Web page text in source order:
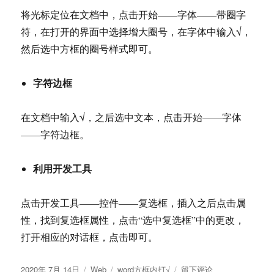
将光标定位在文档中，点击开始——字体——带圈字
符，在打开的界面中选择增大圈号，在字体中输入√，
然后选中方框的圈号样式即可。
字符边框
在文档中输入√，之后选中文本，点击开始——字体
——字符边框。
利用开发工具
点击开发工具——控件——复选框，插入之后点击属
性，找到复选框属性，点击“选中复选框”中的更改，
打开相应的对话框，点击即可。
发
2020年 7月 14日 分
Web 标
word方框内打√ 于
留下评论